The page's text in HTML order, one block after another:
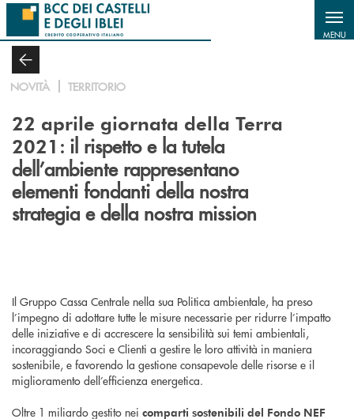
Salta al contenuto principale
MENU
NOVITÀ TERRITORIO
22 aprile giornata della Terra
2021 : il rispetto e la tutela
dell’ambiente rappresentano
elementi fondanti della nostra
strategia e della nostra mission
Il Gruppo Cassa Centrale nella sua Politica ambientale, ha preso
l’impegno di adottare tutte le misure necessarie per ridurre l’impatto
delle iniziative e di accrescere la sensibilità sui temi ambientali,
incoraggiando Soci e Clienti a gestire le loro attività in maniera
sostenibile, e favorendo la gestione consapevole delle risorse e il
miglioramento dell’efficienza energetica.
Oltre 1 miliardo gestito nei comparti sostenibili del Fondo NEF